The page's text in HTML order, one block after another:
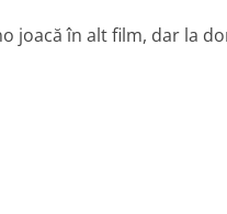
joacă în alt film, dar la